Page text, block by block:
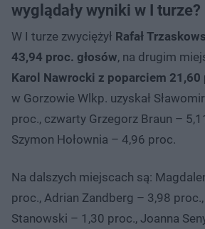
wyglądały wyniki w I turze?
W I turze zwyciężył Rafał
43,94 proc. głosów, na drugim
Karol Nawrocki z poparciem 21,60
w Gorzowie Wlkp. uzyskał
proc., czwarty Grzegorz Braun –
Szymon Hołownia – 4,96 proc.
Na dalszych miejscach są:
proc., Adrian Zandberg – 3,98
Stanowski – 1,30 proc., Joanna